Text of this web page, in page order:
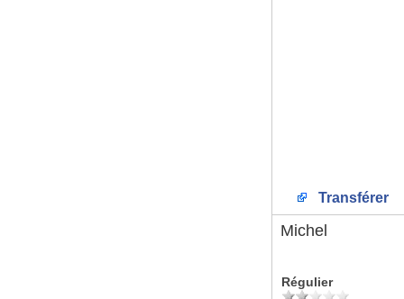
Transférer
Michel
Régulier